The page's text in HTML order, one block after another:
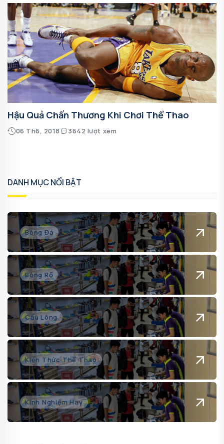
Hậu Quả Chấn Thương Khi Chơi Thể Thao
06 Th6, 2018 3642 lượt xem
DANH MỤC NỔI BẬT
Bóng Đá
Bóng Rổ
Cầu Lông
Kiến Thức Thể Thao
Kinh Nghiệm Hay